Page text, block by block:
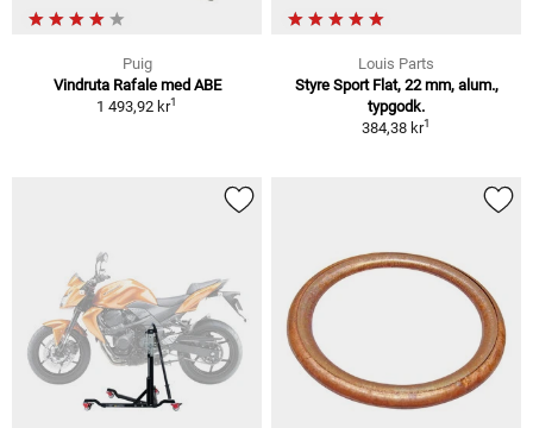
Puig
Vindruta Rafale med ABE
1 493,92 kr1
Louis Parts
Styre Sport Flat, 22 mm, alum.,
typgodk.
384,38 kr1